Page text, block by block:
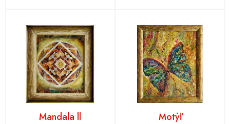
Mandala ll Motýľ